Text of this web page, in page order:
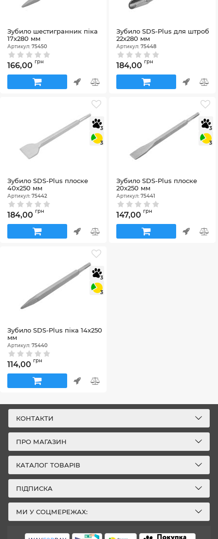
Зубило шестигранник піка
17х280 мм
Артикул: 75450
166,00 грн
Зубило SDS-Plus для штроб
22х280 мм
Артикул: 75448
184,00 грн
3
3
Зубило SDS-Plus плоске
40х250 мм
Артикул: 75442
184,00 грн
3
3
Зубило SDS-Plus плоске
20х250 мм
Артикул: 75441
147,00 грн
3
3
Зубило SDS-Plus піка 14х250
мм
Артикул: 75440
114,00 грн
КОНТАКТИ
ПРО МАГАЗИН
КАТАЛОГ ТОВАРІВ
ПІДПИСКА
МИ У СОЦМЕРЕЖАХ: